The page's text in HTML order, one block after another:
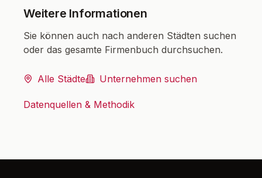
Weitere Informationen
Sie können auch nach anderen Städten suchen
oder das gesamte Firmenbuch durchsuchen.
Alle Städte Unternehmen suchen
Datenquellen & Methodik